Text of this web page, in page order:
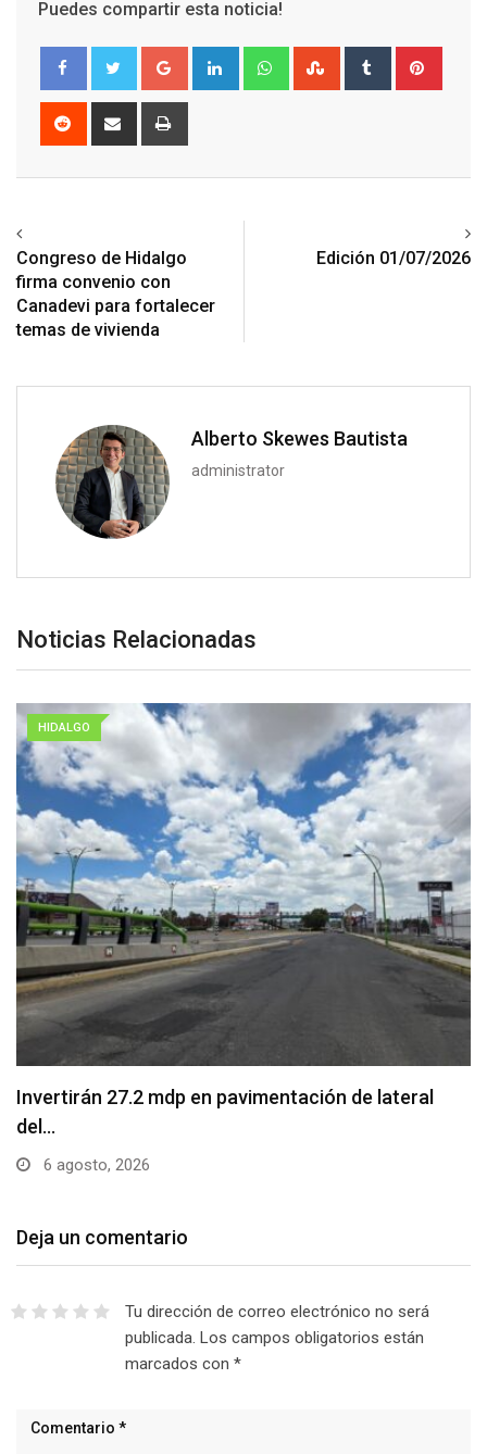
Puedes compartir esta noticia!
Google+ LinkedIn WhatsappStumbleUpon
Tumblr
Reddit
Share
Congreso de Hidalgo
firma convenio con
Canadevi para fortalecer
temas de vivienda
Edición 01/07/2026
Alberto Skewes Bautista
administrator
Noticias Relacionadas
HIDALGO
Invertirán 27.2 mdp en pavimentación de lateral
del…
6 agosto, 2026
Deja un comentario
Tu dirección de correo electrónico no será
publicada. Los campos obligatorios están
marcados con *